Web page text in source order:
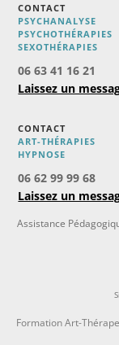
CONTACT
PSYCHANALYSE
PSYCHOTHÉRAPIES
SEXOTHÉRAPIES
06 63 41 16 21
Laissez un
CONTACT
ART-THÉRAPIES
HYPNOSE
06 62 99 99 68
Laissez un
Assistance
Formation Art-